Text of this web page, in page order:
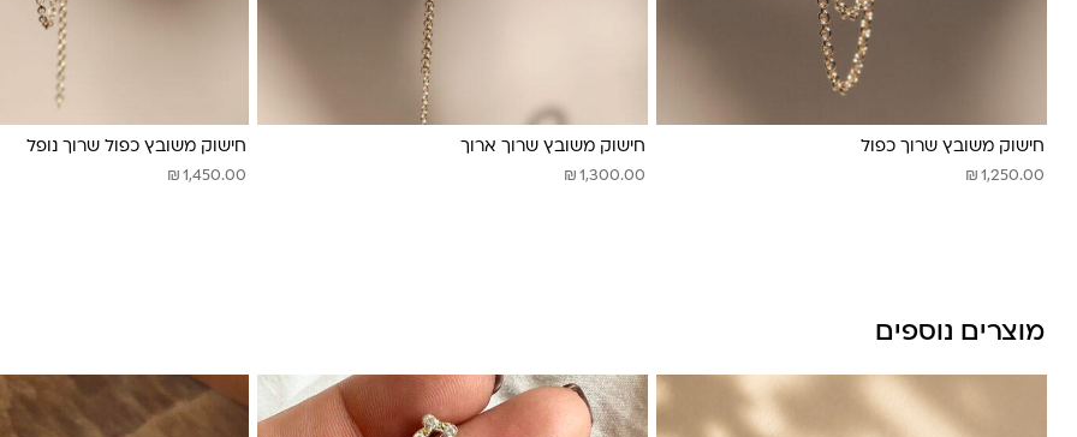
חישוק משובץ שרוך כפול
₪ 1,250.00
חישוק משובץ שרוך ארוך
₪ 1,300.00
חישוק משובץ כפול שרוך נופל
₪ 1,450.00
מוצרים נוספים